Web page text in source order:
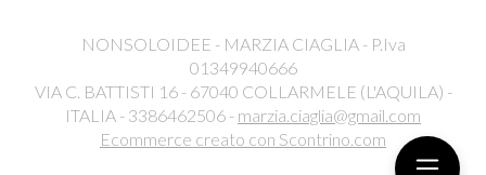
NONSOLOIDEE - MARZIA CIAGLIA - P.Iva
01349940666
VIA C. BATTISTI 16 - 67040 COLLARMELE (L'AQUILA) -
ITALIA - 3386462506 - marzia.ciaglia@gmail.com
Ecommerce creato con Scontrino.com